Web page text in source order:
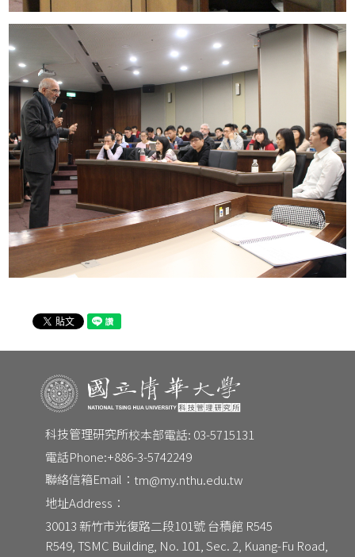
CONTACT
Email：
校本部電話： 校本部電話: 03-5715131
地址：30013 新竹市光復路二段101號 台積館 R545
科技管理研究所校本部電話: 03-5715131
電話Phone:+886-3-5742249
聯絡信箱Email： tm@my.nthu.edu.tw
地址Address：
30013 新竹市光復路二段101號 台積館 R545
R549, TSMC Building, No. 101, Sec. 2, Kuang-Fu Road,